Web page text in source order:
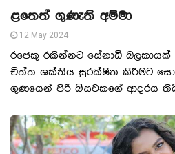
ළතෙත් ගුණැති අම්මා
12 May 2024
රජෙකු රකින්නට සේනාධි බලකායක්
චිත්ත ශක්තිය සුරක්ෂිත කිරීමට
ගුණයෙන් පිරි බිසවකගේ ආදරය